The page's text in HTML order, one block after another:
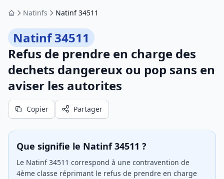
AccueilNatinfs Natinf 34511
Natinf 34511
Refus de prendre en charge des
dechets dangereux ou pop sans en
aviser les autorites
Copier Partager
Que signifie le Natinf 34511 ?
Le Natinf 34511 correspond à une contravention de
4ème classe réprimant le refus de prendre en charge